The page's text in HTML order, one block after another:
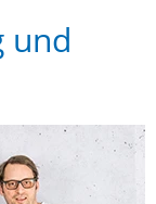
und